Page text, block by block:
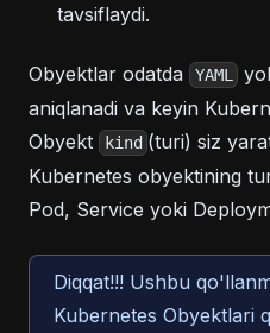
tavsiflaydi.
Obyektlar odatda YAML
aniqlanadi va keyin
Obyekt
kind (turi) siz
Kubernetes obyektining
Pod, Service yoki
Diqqat!!! Ushbu
Kubernetes Obyektlari